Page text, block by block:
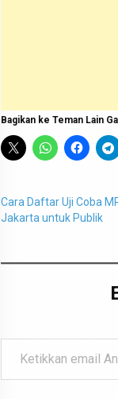
Bagikan ke Teman Lain
Cara Daftar Uji Coba
Jakarta untuk Publik
Ketikkan email Anda...